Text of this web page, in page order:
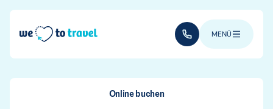
Direkt zum Inhalt
(+352) 28 32 6 - 334
MENÜ
Online buchen